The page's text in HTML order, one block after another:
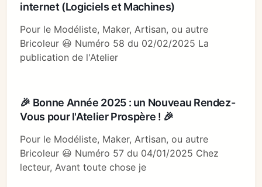
internet (Logiciels et Machines)
Pour le Modéliste, Maker, Artisan, ou autre
Bricoleur 😃 Numéro 58 du 02/02/2025 La
publication de l'Atelier
🎉 Bonne Année 2025 : un Nouveau Rendez-
Vous pour l'Atelier Prospère ! 🎉
Pour le Modéliste, Maker, Artisan, ou autre
Bricoleur 😃 Numéro 57 du 04/01/2025 Chez
lecteur, Avant toute chose je